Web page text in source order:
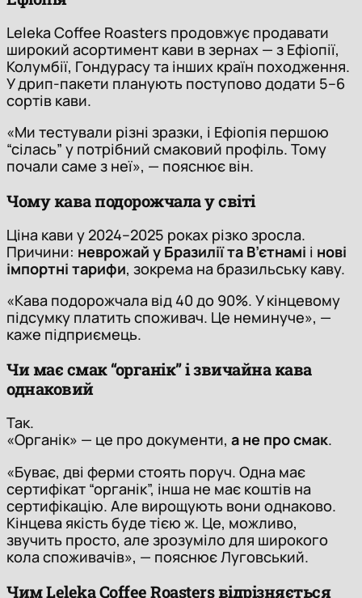
Leleka Coffee Roasters продовжує продавати
широкий асортимент кави в зернах — з Ефіопії,
Колумбії, Гондурасу та інших країн походження.
У дрип-пакети планують поступово додати 5–6
сортів кави.
«Ми тестували різні зразки, і Ефіопія першою
“сілась” у потрібний смаковий профіль. Тому
почали саме з неї», — пояснює він.
Чому кава подорожчала у світі
Ціна кави у 2024–2025 роках різко зросла.
Причини: неврожай у Бразилії та В’єтнамі і нові
імпортні тарифи, зокрема на бразильську каву.
«Кава подорожчала від 40 до 90%. У кінцевому
підсумку платить споживач. Це неминуче», —
каже підприємець.
Чи має смак “органік” і звичайна кава
однаковий
Так.
«Органік» — це про документи, а не про смак.
«Буває, дві ферми стоять поруч. Одна має
сертифікат “органік”, інша не має коштів на
сертифікацію. Але вирощують вони однаково.
Кінцева якість буде тією ж. Це, можливо,
звучить просто, але зрозуміло для широкого
кола споживачів», — пояснює Луговський.
Чим Leleka Coffee Roasters відрізняється